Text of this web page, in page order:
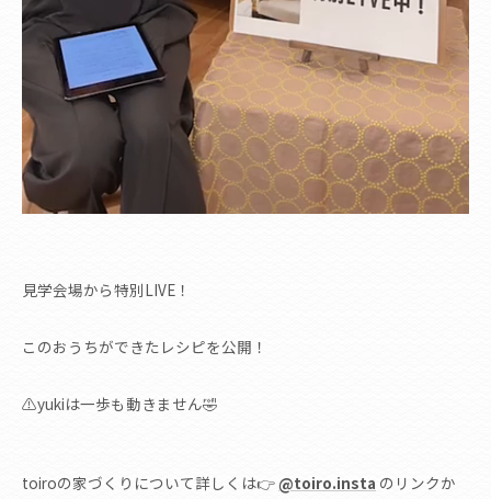
見学会場から特別LIVE！
このおうちができたレシピを公開！
⚠️yukiは一歩も動きません🤣
toiroの家づくりについて詳しくは👉@toiro.insta のリンクか